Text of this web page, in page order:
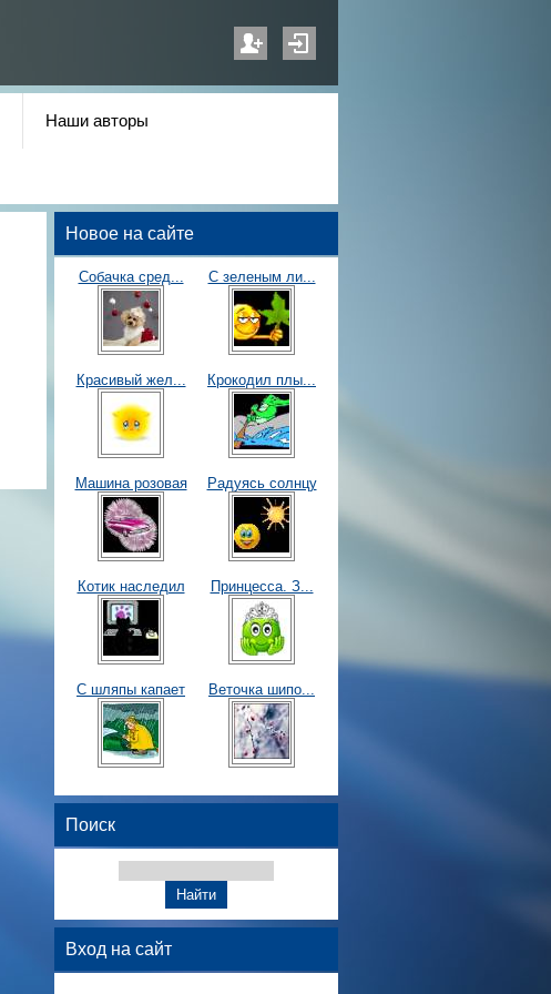
Наши авторы
Новое на сайте
Собачка сред... С зеленым ли...
Красивый жел... Крокодил плы...
Машина розовая Радуясь солнцу
Котик наследил Принцесса. З...
С шляпы капает Веточка шипо...
Поиск
Вход на сайт